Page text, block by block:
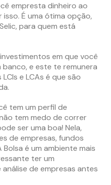
empresta dinheiro ao
É uma ótima opção,
para quem está
em que você
e este te remunera
e LCAs é que são
tem um perfil de
tem medo de correr
ser uma boa! Nela,
de empresas, fundos
é um ambiente mais
ter um
de empresas antes